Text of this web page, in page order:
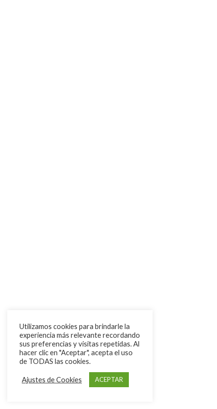
Utilizamos cookies para brindarle la
experiencia más relevante recordando
sus preferencias y visitas repetidas. Al
hacer clic en "Aceptar", acepta el uso
de TODAS las cookies.
Ajustes de Cookies ACEPTAR